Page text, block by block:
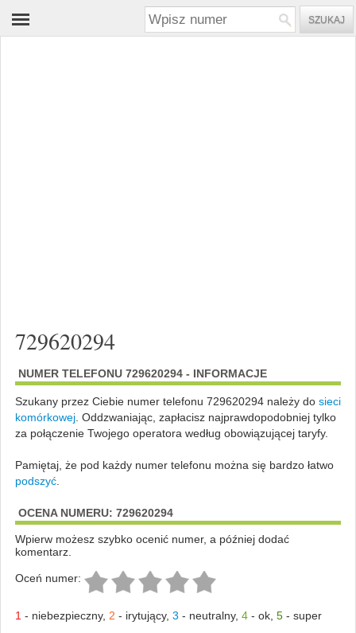
729620294
NUMER TELEFONU 729620294 - INFORMACJE
Szukany przez Ciebie numer telefonu 729620294 należy do sieci
komórkowej. Oddzwaniając, zapłacisz najprawdopodobniej tylko
za połączenie Twojego operatora według obowiązującej taryfy.
Pamiętaj, że pod każdy numer telefonu można się bardzo łatwo
podszyć.
OCENA NUMERU: 729620294
Wpierw możesz szybko ocenić numer, a później dodać
komentarz.
Oceń numer:
1 - niebezpieczny, 2 - irytujący, 3 - neutralny, 4- ok, 5- super